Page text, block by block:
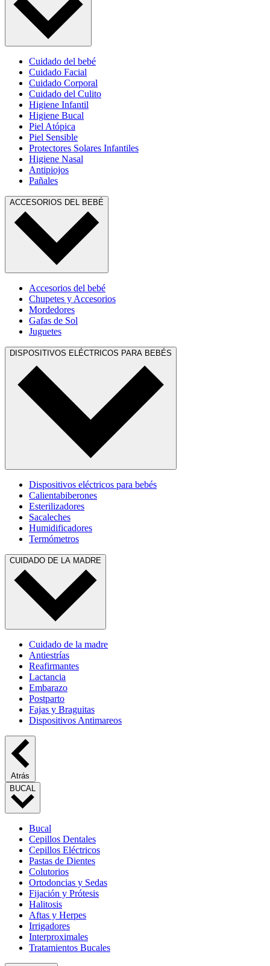
Cuidado del bebé
Cuidado Facial
Cuidado Corporal
Cuidado del Culito
Higiene Infantil
Higiene Bucal
Piel Atópica
Piel Sensible
Protectores Solares Infantiles
Higiene Nasal
Antipiojos
Pañales
ACCESORIOS DEL BEBÉ
Accesorios del bebé
Chupetes y Accesorios
Mordedores
Gafas de Sol
Juguetes
DISPOSITIVOS ELÉCTRICOS PARA BEBÉS
Dispositivos eléctricos para bebés
Calientabiberones
Esterilizadores
Sacaleches
Humidificadores
Termómetros
CUIDADO DE LA MADRE
Cuidado de la madre
Antiestrías
Reafirmantes
Lactancia
Embarazo
Postparto
Fajas y Braguitas
Dispositivos Antimareos
Atrás
BUCAL
Bucal
Cepillos Dentales
Cepillos Eléctricos
Pastas de Dientes
Colutorios
Ortodoncias y Sedas
Fijación y Prótesis
Halitosis
Aftas y Herpes
Irrigadores
Interproximales
Tratamientos Bucales